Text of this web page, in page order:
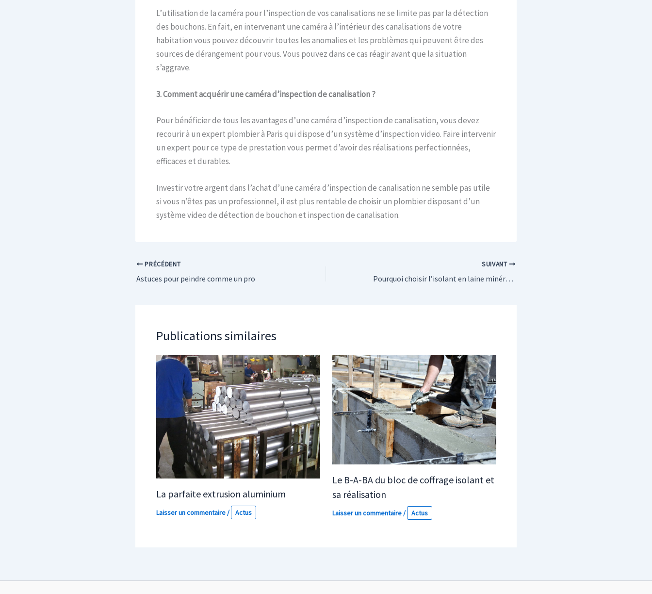
L’utilisation de la caméra pour l’inspection de vos canalisations ne se limite pas par la détection
des bouchons. En fait, en intervenant une caméra à l’intérieur des canalisations de votre
habitation vous pouvez découvrir toutes les anomalies et les problèmes qui peuvent être des
sources de dérangement pour vous. Vous pouvez dans ce cas réagir avant que la situation
s’aggrave.
3. Comment acquérir une caméra d’inspection de canalisation ?
Pour bénéficier de tous les avantages d’une caméra d’inspection de canalisation, vous devez
recourir à un expert plombier à Paris qui dispose d’un système d’inspection video. Faire intervenir
un expert pour ce type de prestation vous permet d’avoir des réalisations perfectionnées,
efficaces et durables.
Investir votre argent dans l’achat d’une caméra d’inspection de canalisation ne semble pas utile
si vous n’êtes pas un professionnel, il est plus rentable de choisir un plombier disposant d’un
système video de détection de bouchon et inspection de canalisation.
PRÉCÉDENT
Astuces pour peindre comme un pro
SUIVANT
Pourquoi choisir l’isolant en laine minérale ?
Publications similaires
La parfaite extrusion aluminium
Laisser un commentaire/ Actus
Le B-A-BA du bloc de coffrage isolant et
sa réalisation
Laisser un commentaire/ Actus